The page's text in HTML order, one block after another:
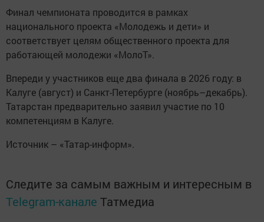
Финал чемпионата проводится в рамках
национального проекта «Молодежь и дети» и
соответствует целям общественного проекта для
работающей молодежи «МолоТ».
Впереди у участников еще два финала в 2026 году: в
Калуге (август) и Санкт-Петербурге (ноябрь–декабрь).
Татарстан предварительно заявил участие по 10
компетенциям в Калуге.
Источник – «Татар-информ».
Следите за самым важным и интересным в
Telegram-канале Татмедиа